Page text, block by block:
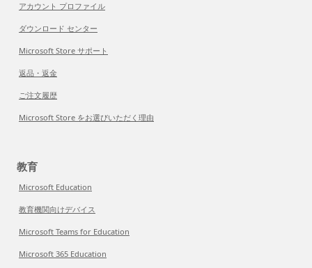
アカウント プロファイル
ダウンロード センター
Microsoft Store サポート
返品・返金
ご注文履歴
Microsoft Store をお選びいただく理由
教育
Microsoft Education
教育機関向けデバイス
Microsoft Teams for Education
Microsoft 365 Education